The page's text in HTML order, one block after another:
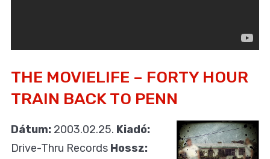
THE MOVIELIFE – FORTY HOUR
TRAIN BACK TO PENN
Dátum: 2003.02.25. Kiadó:
Drive-Thru Records Hossz: